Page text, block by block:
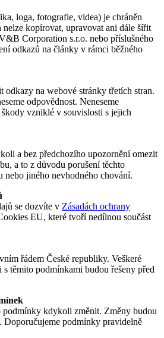
loga, fotografie, videa) je chráněn
nelze kopírovat, upravovat ani dále šířit
Corporation s.r.o. nebo příslušného
odkazů na články v rámci běžného
odkazy na webové stránky třetích stran.
odpovědnost. Neneseme
vzniklé v souvislosti s jejich
a bez předchozího upozornění omezit
a to z důvodu porušení těchto
nebo jiného nevhodného chování.
se dozvíte v Zásadách ochrany
EU, které tvoří nedílnou součást
řádem České republiky. Veškeré
těmito podmínkami budou řešeny před
podmínky kdykoli změnit. Změny budou
Doporučujeme podmínky pravidelně